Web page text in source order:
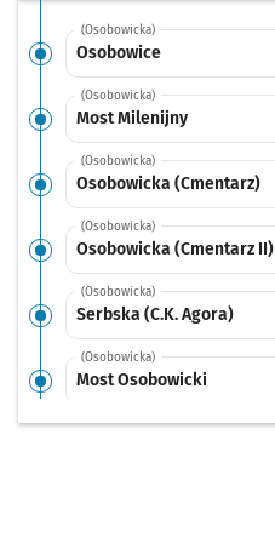
(Osobowicka)
Osobowice
(Osobowicka)
Most Milenijny
(Osobowicka)
Osobowicka (Cmentarz)
(Osobowicka)
Osobowicka (Cmentarz II)
(Osobowicka)
Serbska (C.K. Agora)
(Osobowicka)
Most Osobowicki
(Reymonta)